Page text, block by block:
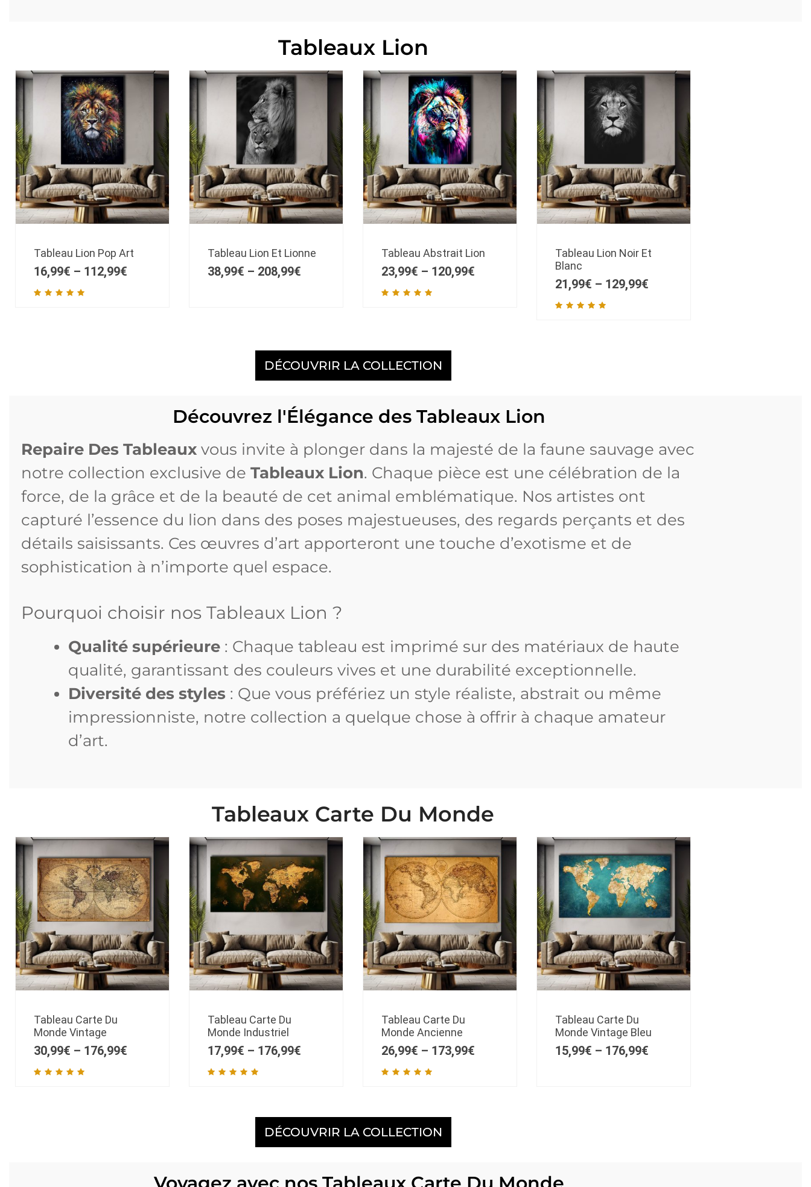
Tableaux Lion
Tableau Lion Pop Art
16,99€ – 112,99€
Tableau Lion Et Lionne
38,99€ – 208,99€
Tableau Abstrait Lion
23,99€ – 120,99€
Tableau Lion Noir Et
Blanc
21,99€ – 129,99€
DÉCOUVRIR LA COLLECTION
Découvrez l'Élégance des Tableaux Lion
Repaire Des Tableaux vous invite à plonger dans la majesté de la faune sauvage avec
notre collection exclusive de Tableaux Lion. Chaque pièce est une célébration de la
force, de la grâce et de la beauté de cet animal emblématique. Nos artistes ont
capturé l’essence du lion dans des poses majestueuses, des regards perçants et des
détails saisissants. Ces œuvres d’art apporteront une touche d’exotisme et de
sophistication à n’importe quel espace.
Pourquoi choisir nos Tableaux Lion ?
Qualité supérieure : Chaque tableau est imprimé sur des matériaux de haute
qualité, garantissant des couleurs vives et une durabilité exceptionnelle.
Diversité des styles : Que vous préfériez un style réaliste, abstrait ou même
impressionniste, notre collection a quelque chose à offrir à chaque amateur
d’art.
Tableaux Carte Du Monde
Tableau Carte Du
Monde Vintage
30,99€ – 176,99€
Tableau Carte Du
Monde Industriel
17,99€ – 176,99€
Tableau Carte Du
Monde Ancienne
26,99€ – 173,99€
Tableau Carte Du
Monde Vintage Bleu
15,99€ – 176,99€
DÉCOUVRIR LA COLLECTION